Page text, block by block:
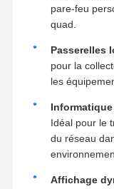
pare-feu
quad.
Passerelles
pour la
les
Idéal pour le
du réseau
Affichage